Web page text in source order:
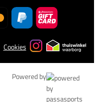
Cookies
Powered by